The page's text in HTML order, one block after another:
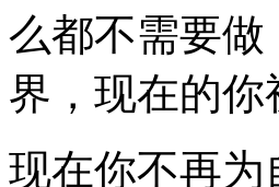
么都不需要
界，现在的
现在你不再